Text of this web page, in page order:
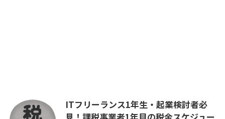
きと考えております、「フリーナ
ンス」についてご紹介しました。
ITフリーランス1年生・起業検討者必